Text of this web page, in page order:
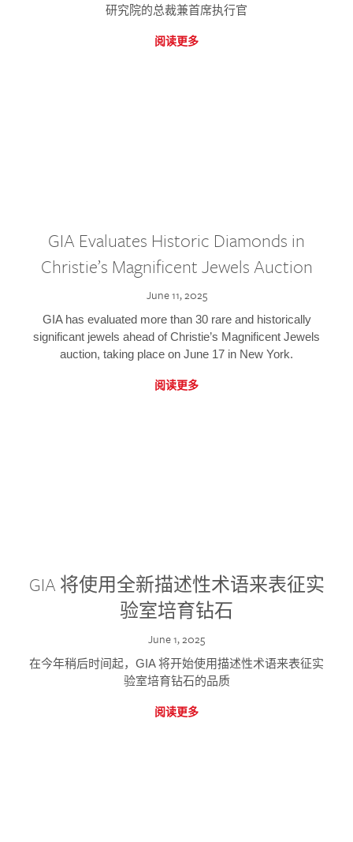
研究院的总裁兼首席执行官
阅读更多
GIA Evaluates Historic Diamonds in
Christie’s Magnificent Jewels Auction
June 11, 2025
GIA has evaluated more than 30 rare and historically
significant jewels ahead of Christie’s Magnificent Jewels
auction, taking place on June 17 in New York.
阅读更多
GIA 将使用全新描述性术语来表征实
验室培育钻石
June 1, 2025
在今年稍后时间起，GIA 将开始使用描述性术语来表征实
验室培育钻石的品质
阅读更多